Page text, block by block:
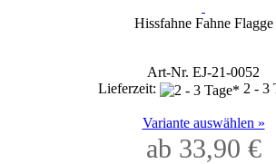
Hissfahne Fahne Flagge
Art-Nr. EJ-21-0052
Lieferzeit:
2 - 3
Variante auswählen »
ab 33,90 €